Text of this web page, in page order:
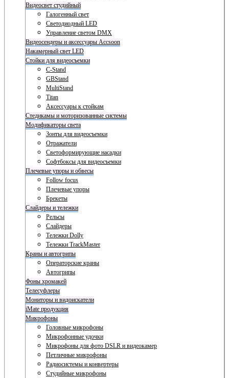
Видеосвет студийный
Галогенный свет
Светодиодный LED
Управление светом DMX
Видеосендеры и аксессуары Accsoon
Накамерный свет LED
Стойки для видеосъемки
C-Stand
GBStand
MultiStand
Titan
Аксессуары к стойкам
Стедикамы и моторизованные системы
Модификаторы света
Зонты для видеосъемки
Отражатели
Светоформирующие насадки
Софтбоксы для видеосъемки
Плечевые упоры и обвесы
Follow focus
Плечевые упоры
Брекеты
Слайдеры и тележки
Рельсы
Слайдеры
Тележки Dolly
Тележки TrackMaster
Краны и автогрипы
Операторские краны
Автогрипы
Фоны хромакей
Телесуфлеры
Мониторы и видоискатели
iMate продукция
Микрофоны
Головные микрофоны
Микрофонные удочки
Микрофоны для фото DSLR и видеокамер
Петличные микрофоны
Радиосистемы и конвертеры
Студийные микрофоны